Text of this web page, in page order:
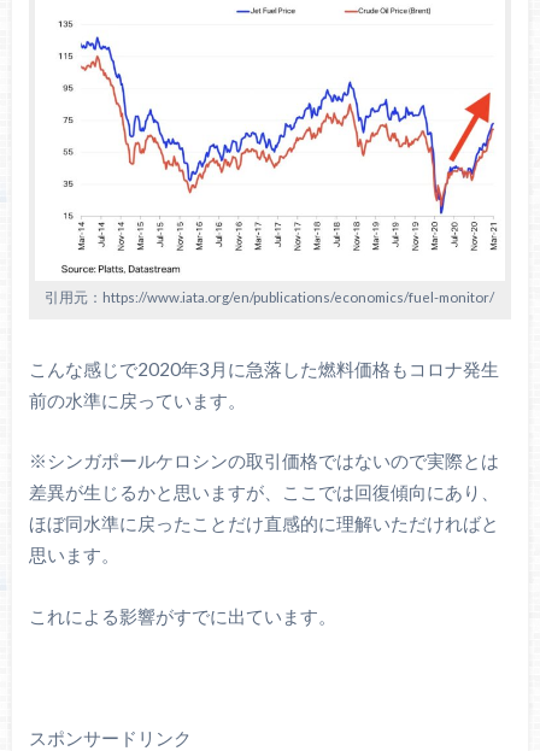
引用元：https://www.iata.org/en/publications/economics/fuel-monitor/
こんな感じで2020年3月に急落した燃料価格もコロナ発生
前の水準に戻っています。
※シンガポールケロシンの取引価格ではないので実際とは
差異が生じるかと思いますが、ここでは回復傾向にあり、
ほぼ同水準に戻ったことだけ直感的に理解いただければと
思います。
これによる影響がすでに出ています。
スポンサードリンク